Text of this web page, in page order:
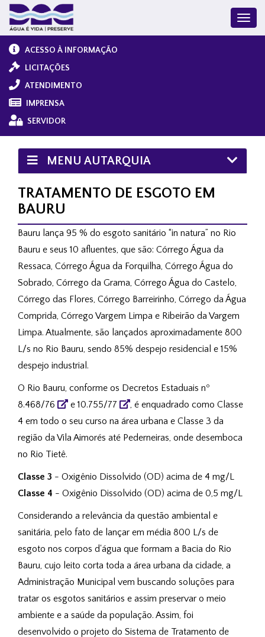
ACESSO À INFORMAÇÃO
LICITAÇÕES
ATENDIMENTO
IMPRENSA
SERVIDOR
MENU AUTARQUIA
TRATAMENTO DE ESGOTO EM
BAURU
Bauru lança 95 % do esgoto sanitário “in natura” no Rio
Bauru e seus 10 afluentes, que são: Córrego Água da
Ressaca, Córrego Água da Forquilha, Córrego Água do
Sobrado, Córrego da Grama, Córrego Água do Castelo,
Córrego das Flores, Córrego Barreirinho, Córrego da Água
Comprida, Córrego Vargem Limpa e Ribeirão da Vargem
Limpa. Atualmente, são lançados aproximadamente 800
L/s no Rio Bauru, sendo 85% despejo residencial e 15%
despejo industrial.
O Rio Bauru, conforme os Decretos Estaduais nº
8.468/76
e 10.755/77
, é enquadrado como Classe
4 em todo o seu curso na área urbana e Classe 3 da
região da Vila Aimorés até Pederneiras, onde desemboca
no Rio Tietê.
Classe 3 - Oxigênio Dissolvido (OD) acima de 4 mg/L
Classe 4 - Oxigênio Dissolvido (OD) acima de 0,5 mg/L
Considerando a relevância da questão ambiental e
sanitária, pelo fato de lançar em média 800 L/s de
esgoto nos corpos d'água que formam a Bacia do Rio
Bauru, cujo leito corta toda a área urbana da cidade, a
Administração Municipal vem buscando soluções para
tratar os esgotos sanitários e assim preservar o meio
ambiente e a saúde da população. Assim, foi
desenvolvido o projeto do Sistema de Tratamento de